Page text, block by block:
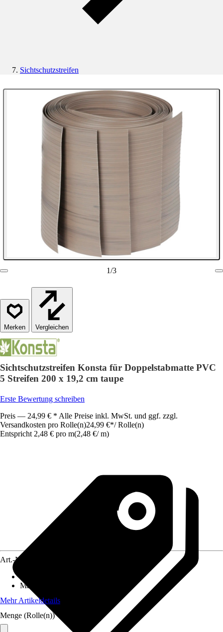
Sichtschutzstreifen
1/3
Vergleichen
Sichtschutzstreifen Konsta für Doppelstabmatte PVC
5 Streifen 200 x 19,2 cm taupe
Erste Bewertung schreiben
Preis — 24,99 € * Alle Preise inkl. MwSt. und ggf. zzgl.
Versandkosten pro Rolle(n)24,99 €*/ Rolle(n)
Entspricht 2,48 € pro m(2,48 €/ m)
Art.-Nr.
Material
Mehr Artikeldetails
Menge (Rolle(n))